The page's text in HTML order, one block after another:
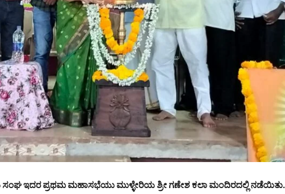
ಇದರ ಪ್ರಥಮ ಮಹಾಸಭೆಯು ಮುಳ್ಳೇರಿಯ ಶ್ರೀ ಗಣೇಶ ಕಲಾ ಮಂದಿರದಲ್ಲಿ ನಡೆಯಿತು.